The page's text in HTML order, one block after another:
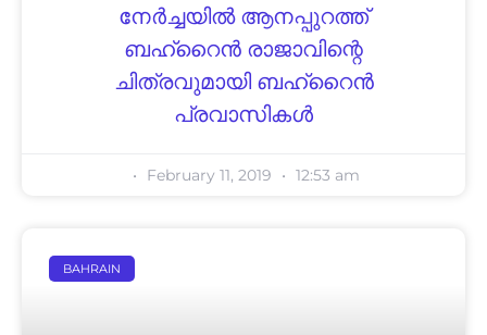
നേർച്ചയിൽ ആനപ്പുറത്ത്‌
ബഹ്‌റൈൻ രാജാവിന്റെ
ചിത്രവുമായി ബഹ്റൈൻ
പ്രവാസികൾ
February 11, 2019 12:53 am
BAHRAIN